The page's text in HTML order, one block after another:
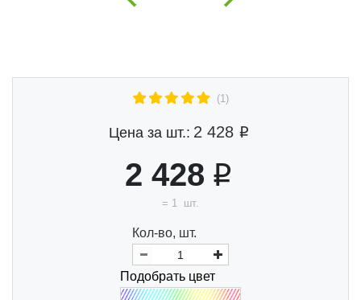
Цена за шт.: 2 428
(1)
2 428
= 1 шт.
Кол-во, шт.
Подобрать цвет